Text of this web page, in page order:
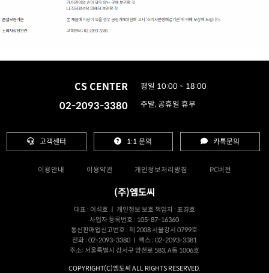
CS CENTER
02-2093-3380
평일 10:00 ~ 18:00
주말, 공휴일 휴무
고객센터 1:1 문의 카톡문의
이용안내 이용약관 개인정보처리방침 PC버전
(주)엠도씨
대표 : 이석호 ㅣ 개인정보 보호 책임자 : 표경호
사업자 등록번호 : 105-87-16360
통신판매업신고번호 : 제 2008 서울강서 0799호
전화 : 02-2093-3380 ㅣ 팩스 : 02-2093-3381
주소: 서울특별시 강서구 양천로 583, A동 1006호
COPYRIGHT(C)엠도씨 ALL RIGHTS RESERVED.